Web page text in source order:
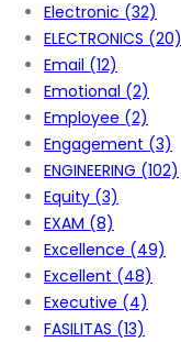
Electronic (32)
ELECTRONICS (20)
Email (12)
Emotional (2)
Employee (2)
Engagement (3)
ENGINEERING (102)
Equity (3)
EXAM (8)
Excellence (49)
Excellent (48)
Executive (4)
FASILITAS (13)